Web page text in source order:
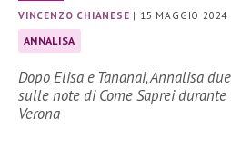
VINCENZO CHIANESE | 15 MAGGIO 2024
ANNALISA
Dopo Elisa e Tananai, Annalisa
sulle note di Come Saprei durante
Verona